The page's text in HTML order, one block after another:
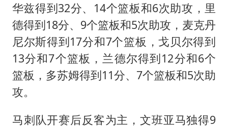
华兹得到32分、14个篮板和6次助攻，里
德得到18分、9个篮板和5次助攻，麦克丹
尼尔斯得到17分和7个篮板，戈贝尔得到
13分和7个篮板，兰德尔得到12分和6个
篮板，多苏姆得到11分、7个篮板和5次助
攻。
马刺队开赛后反客为主，文班亚马独得9